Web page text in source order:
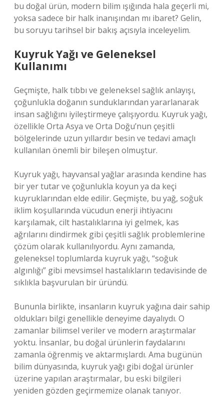
bu doğal ürün, modern bilim ışığında hala geçerli mi,
yoksa sadece bir halk inanışından mı ibaret? Gelin,
bu soruyu tarihsel bir bakış açısıyla inceleyelim.
Kuyruk Yağı ve Geleneksel
Kullanımı
Geçmişte, halk tıbbı ve geleneksel sağlık anlayışı,
çoğunlukla doğanın sunduklarından yararlanarak
insan sağlığını iyileştirmeye çalışıyordu. Kuyruk yağı,
özellikle Orta Asya ve Orta Doğu’nun çeşitli
bölgelerinde uzun yıllardır besin ve tedavi amaçlı
kullanılan önemli bir bileşen olmuştur.
Kuyruk yağı, hayvansal yağlar arasında kendine has
bir yer tutar ve çoğunlukla koyun ya da keçi
kuyruklarından elde edilir. Geçmişte, bu yağ, soğuk
iklim koşullarında vücudun enerji ihtiyacını
karşılamak, cilt hastalıklarına iyi gelmek, kas
ağrılarını dindirmek gibi çeşitli sağlık problemlerine
çözüm olarak kullanılıyordu. Aynı zamanda,
geleneksel toplumlarda kuyruk yağı, “soğuk
algınlığı” gibi mevsimsel hastalıkların tedavisinde de
sıklıkla başvurulan bir üründü.
Bununla birlikte, insanların kuyruk yağına dair sahip
oldukları bilgi genellikle deneyime dayalıydı. O
zamanlar bilimsel veriler ve modern araştırmalar
yoktu. İnsanlar, bu doğal ürünlerin faydalarını
zamanla öğrenmiş ve aktarmışlardı. Ama bugünün
bilim dünyasında, kuyruk yağı gibi doğal ürünler
üzerine yapılan araştırmalar, bu eski bilgileri
yeniden gözden geçirmemize olanak tanıyor.